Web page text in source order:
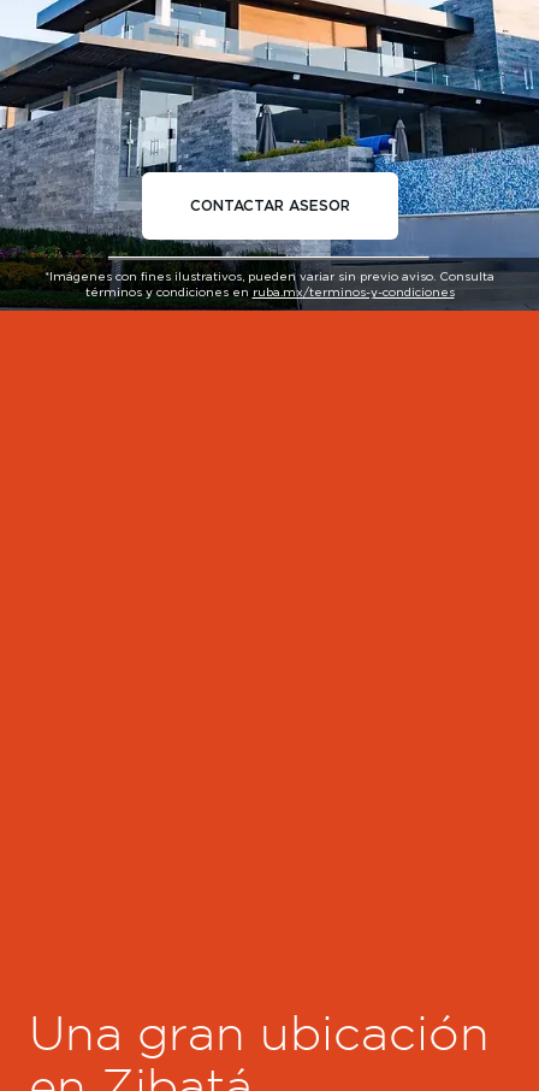
*Imágenes con fines ilustrativos, pueden variar sin previo aviso. Consulta
términos y condiciones en ruba.mx/terminos-y-condiciones
CONTACTAR ASESOR
Una gran ubicación